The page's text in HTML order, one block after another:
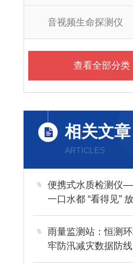
音视频生命探测仪
查看全部分类
相关文章
ARTICLES
便携式水质检测仪
一口水都 “看得见”
雨量监测站：恒测
牢防汛减灾数据防线